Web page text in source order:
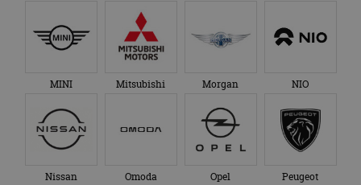
MINI Mitsubishi Morgan NIO
Nissan Omoda Opel Peugeot